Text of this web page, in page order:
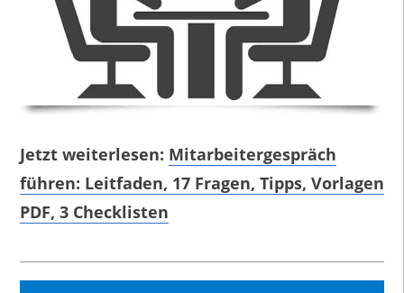
Jetzt weiterlesen: Mitarbeitergespräch
führen: Leitfaden, 17 Fragen, Tipps, Vorlagen
PDF, 3 Checklisten